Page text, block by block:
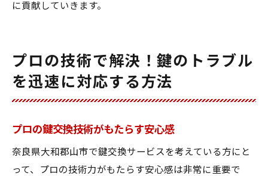
に貢献していきます。
プロの技術で解決！鍵のトラブル
を迅速に対応する方法
プロの鍵交換技術がもたらす安心感
奈良県大和郡山市で鍵交換サービスを考えている方にと
って、プロの技術力がもたらす安心感は非常に重要で